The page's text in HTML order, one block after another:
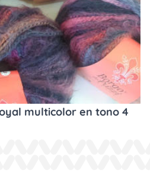
multicolor en tono 4